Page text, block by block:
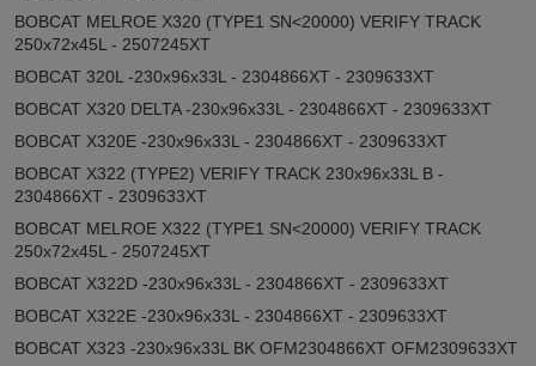
BOBCAT MELROE X320 (TYPE1 SN<20000) VERIFY TRACK
250x72x45L - 2507245XT
BOBCAT 320L -230x96x33L - 2304866XT - 2309633XT
BOBCAT X320 DELTA -230x96x33L - 2304866XT - 2309633XT
BOBCAT X320E -230x96x33L - 2304866XT - 2309633XT
BOBCAT X322 (TYPE2) VERIFY TRACK 230x96x33L B -
2304866XT - 2309633XT
BOBCAT MELROE X322 (TYPE1 SN<20000) VERIFY TRACK
250x72x45L - 2507245XT
BOBCAT X322D -230x96x33L - 2304866XT - 2309633XT
BOBCAT X322E -230x96x33L - 2304866XT - 2309633XT
BOBCAT X323 -230x96x33L BK OFM2304866XT OFM2309633XT